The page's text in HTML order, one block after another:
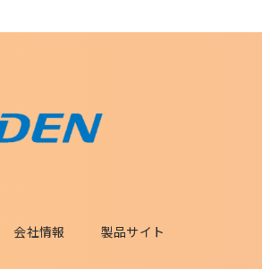
会社情報 製品サイト